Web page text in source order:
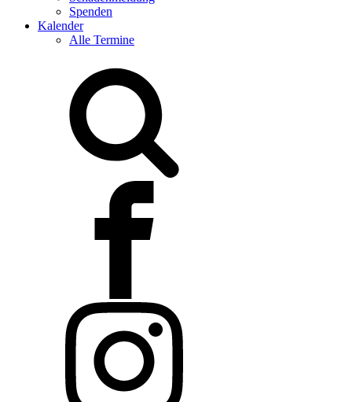
Spenden
Kalender
Alle Termine